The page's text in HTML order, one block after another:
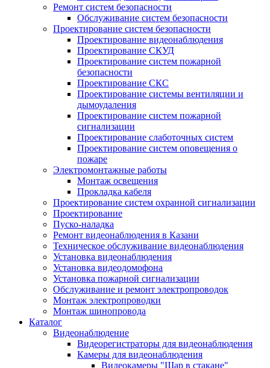
Ремонт систем безопасности
Обслуживание систем безопасности
Проектирование систем безопасности
Проектирование видеонаблюдения
Проектирование СКУД
Проектирование систем пожарной
безопасности
Проектирование СКС
Проектирование системы вентиляции и
дымоудаления
Проектирование систем пожарной
сигнализации
Проектирование слаботочных систем
Проектирование систем оповещения о
пожаре
Электромонтажные работы
Монтаж освещения
Прокладка кабеля
Проектирование систем охранной сигнализации
Проектирование
Пуско-наладка
Ремонт видеонаблюдения в Казани
Техническое обслуживание видеонаблюдения
Установка видеонаблюдения
Установка видеодомофона
Установка пожарной сигнализации
Обслуживание и ремонт электропроводок
Монтаж электропроводки
Монтаж шинопровода
Каталог
Видеонаблюдение
Видеорегистраторы для видеонаблюдения
Камеры для видеонаблюдения
Видеокамеры "Шар в стакане"